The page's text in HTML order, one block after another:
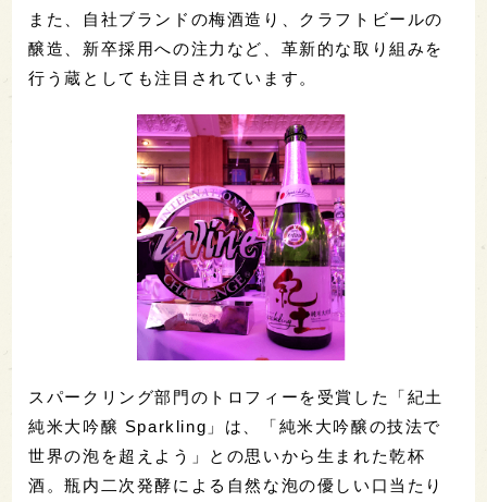
また、自社ブランドの梅酒造り、クラフトビールの
醸造、新卒採用への注力など、革新的な取り組みを
行う蔵としても注目されています。
スパークリング部門のトロフィーを受賞した「紀土
純米大吟醸 Sparkling」は、「純米大吟醸の技法で
世界の泡を超えよう」との思いから生まれた乾杯
酒。瓶内二次発酵による自然な泡の優しい口当たり